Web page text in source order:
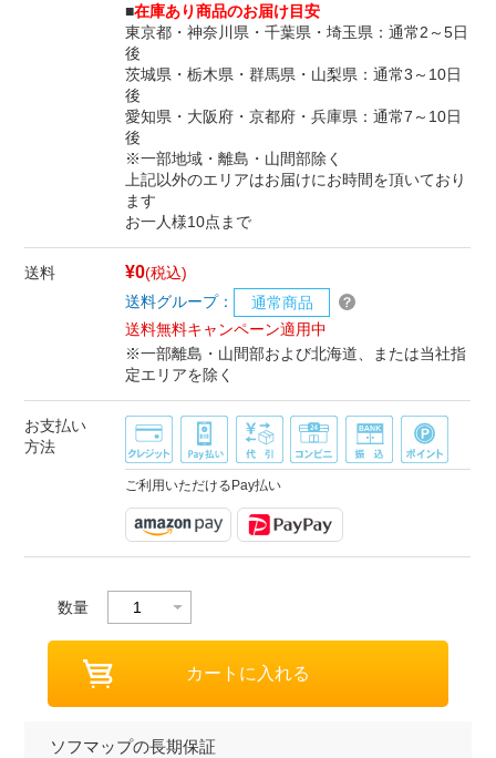
■在庫あり商品のお届け目安
東京都・神奈川県・千葉県・埼玉県：通常2～5日
後
茨城県・栃木県・群馬県・山梨県：通常3～10日
後
愛知県・大阪府・京都府・兵庫県：通常7～10日
後
※一部地域・離島・山間部除く
上記以外のエリアはお届けにお時間を頂いており
ます
お一人様10点まで
送料 ¥0(税込)
送料グループ：
通常商品
送料無料キャンペーン適用中
※一部離島・山間部および北海道、または当社指
定エリアを除く
お支払い
方法
ご利用いただけるPay払い
数量
ソフマップの長期保証